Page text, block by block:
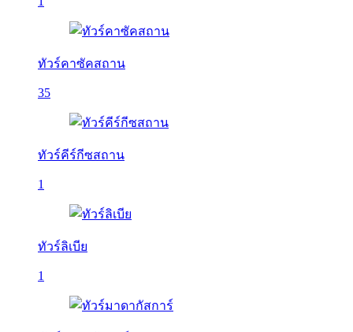
ทัวร์คาซัคสถาน
35
ทัวร์คีร์กีซสถาน
1
ทัวร์ลิเบีย
1